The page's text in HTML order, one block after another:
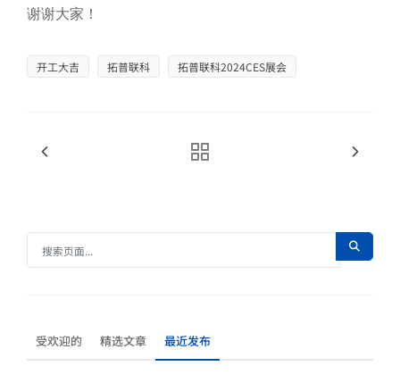
谢谢大家！
开工大吉 拓普联科 拓普联科2024CES展会
受欢迎的 精选文章 最近发布